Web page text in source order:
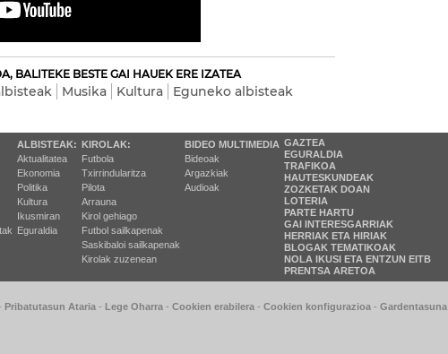
BALITEKE BESTE GAI HAUEK ERE IZATEA
Musika Kultura Eguneko albisteak
ALBISTEAK:
Aktualitatea
Ekonomia
Politika
Kultura
Ikusmiran
Eguraldia
KIROLAK:
Futbola
Txirrindularitza
Pilota
Arrauna
Kirol gehiago
Futbol sailkapenak
Saskibaloi sailkapenak
Kirolak zuzenean
BIDEO MULTIMEDIA
Bideoak
Argazkiak
Audioak
GAZTEA
EGURALDIA
TRAFIKOA
HAUTESKUNDEAK
ZOZKETAK DOAN
LOTERIA
PARTE HARTU
GAI INTERESGARRIAK
HERRIAK ETA HIRIAK
BLOGAK TEMATIKOAK
NOLA IKUSI ETA ENTZUN EITB
PRENTSA ARETOA
Pribatutasun Ataria - Lege Oharra - Cookien erabilera - Cookien konfigurazioa - Gardentasuna